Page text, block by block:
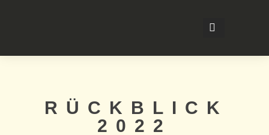
RÜCKBLICK
2022